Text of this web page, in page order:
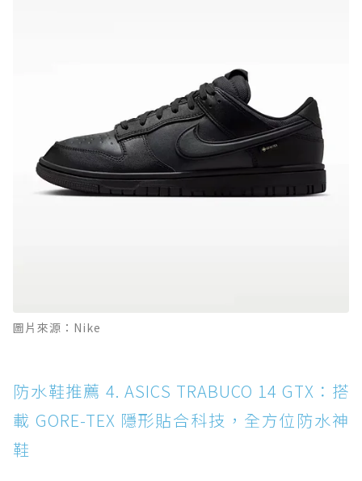
圖片來源：Nike
防水鞋推薦 4. ASICS TRABUCO 14 GTX：搭
載 GORE-TEX 隱形貼合科技，全方位防水神
鞋